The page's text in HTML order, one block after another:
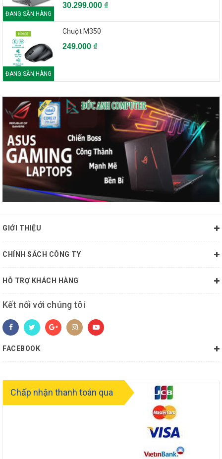
ĐANG SẴN HÀNG
30.299.000 ₫
ĐANG SẴN HÀNG
Chuột M350
249.000 ₫
GIỚI THIỆU
CHÍNH SÁCH CÔNG TY
HỖ TRỢ KHÁCH HÀNG
Kết nối với chúng tôi
FACEBOOK
Chấp nhận thanh toán qua